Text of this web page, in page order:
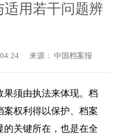
用若干问题辨
来源： 中国档案报
果须由执法来体现。档
案权利得以保护、档案
的关键所在，也是在全